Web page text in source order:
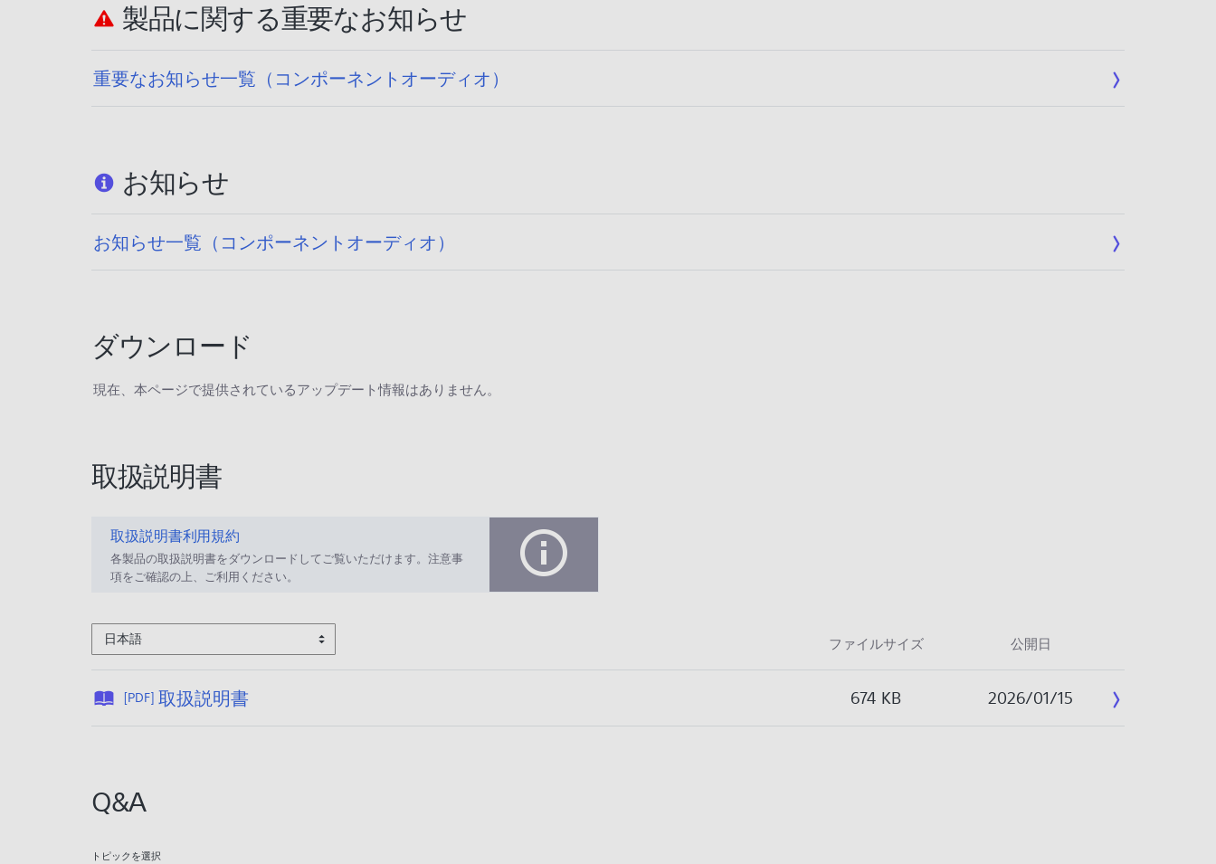
製品に関する重要なお知らせ
重要なお知らせ一覧（コンポーネントオーディオ）
お知らせ
お知らせ一覧（コンポーネントオーディオ）
ダウンロード
現在、本ページで提供されているアップデート情報はありません。
取扱説明書
取扱説明書利用規約
各製品の取扱説明書をダウンロードしてご覧いただけます。注意事
項をご確認の上、ご利用ください。
日本語 ファイルサイズ 公開日
[PDF] 取扱説明書公
674 KB 2026/01/15
Q&A
トピックを選択